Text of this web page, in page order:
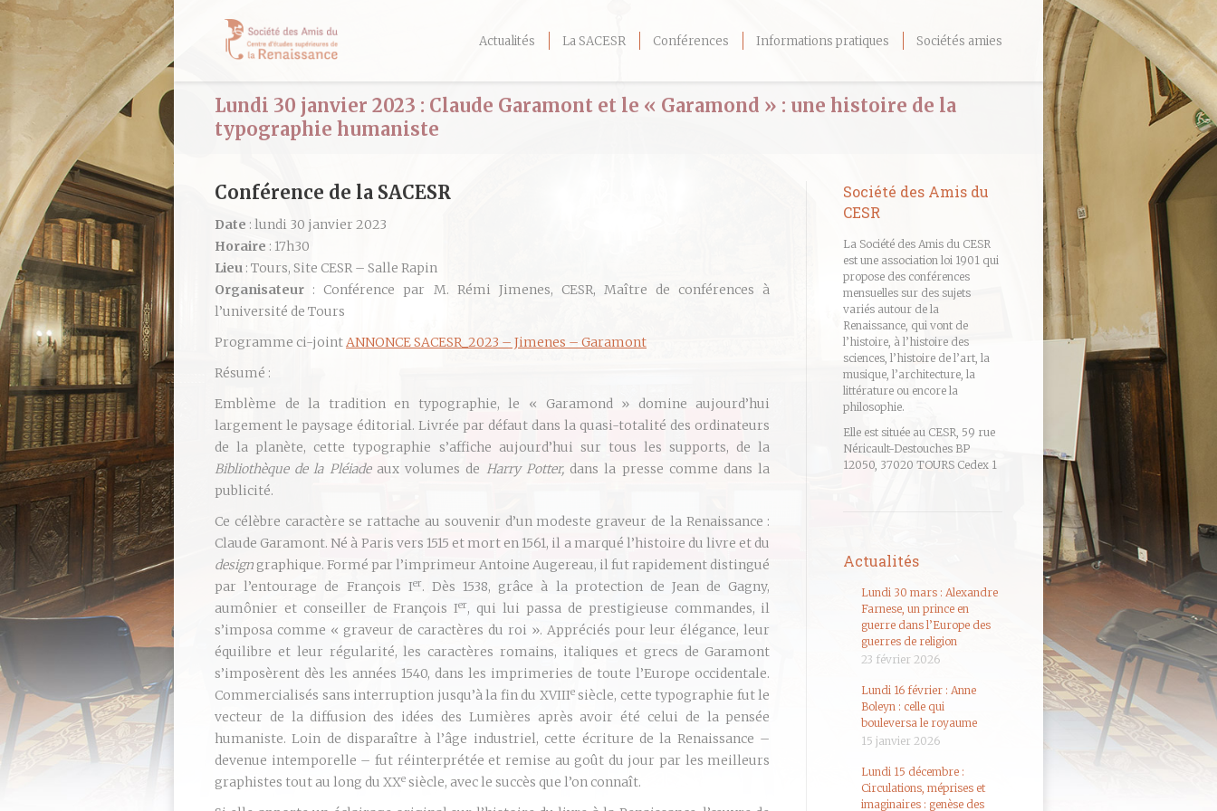
Actualités La SACESR Conférences Informations pratiques Sociétés amies
Lundi 30 janvier 2023 : Claude Garamont et le « Garamond » : une histoire de la
typographie humaniste
Conférence de la SACESR
Date : lundi 30 janvier 2023
Horaire : 17h30
Lieu : Tours, Site CESR – Salle Rapin
Organisateur : Conférence par M. Rémi Jimenes, CESR, Maître de conférences à
l’université de Tours
Programme ci-jointANNONCE SACESR_2023 – Jimenes – Garamont
Résumé :
Emblème de la tradition en typographie, le « Garamond » domine aujourd’hui
largement le paysage éditorial. Livrée par défaut dans la quasi-totalité des ordinateurs
de la planète, cette typographie s’affiche aujourd’hui sur tous les supports, de la
Bibliothèque de la Pléiadeaux volumes de Harry Potter, dans la presse comme dans la
publicité.
Ce célèbre caractère se rattache au souvenir d’un modeste graveur de la Renaissance :
Claude Garamont. Né à Paris vers 1515 et mort en 1561, il a marqué l’histoire du livre et du
design graphique. Formé par l’imprimeur Antoine Augereau, il fut rapidement distingué
par l’entourage de François Ier. Dès 1538, grâce à la protection de Jean de Gagny,
aumônier et conseiller de François Ier, qui lui passa de prestigieuse commandes, il
s’imposa comme « graveur de caractères du roi ». Appréciés pour leur élégance, leur
équilibre et leur régularité, les caractères romains, italiques et grecs de Garamont
s’imposèrent dès les années 1540, dans les imprimeries de toute l’Europe occidentale.
Commercialisés sans interruption jusqu’à la fin du XVIIIesiècle, cette typographie fut le
vecteur de la diffusion des idées des Lumières après avoir été celui de la pensée
humaniste. Loin de disparaître à l’âge industriel, cette écriture de la Renaissance –
devenue intemporelle – fut réinterprétée et remise au goût du jour par les meilleurs
graphistes tout au long du XXe siècle, avec le succès que l’on connaît.
Société des Amis du
CESR
La Société des Amis du CESR
est une association loi 1901 qui
propose des conférences
mensuelles sur des sujets
variés autour de la
Renaissance, qui vont de
l’histoire, à l’histoire des
sciences, l’histoire de l’art, la
musique, l’architecture, la
littérature ou encore la
philosophie.
Elle est située au CESR, 59 rue
Néricault-Destouches BP
12050, 37020 TOURS Cedex 1
Actualités
Lundi 30 mars : Alexandre
Farnese, un prince en
guerre dans l’Europe des
guerres de religion
23 février 2026
Lundi 16 février : Anne
Boleyn : celle qui
bouleversa le royaume
15 janvier 2026
Lundi 15 décembre :
Circulations, méprises et
imaginaires : genèse des